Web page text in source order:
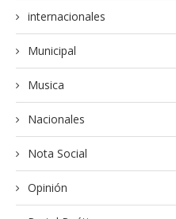
internacionales
Municipal
Musica
Nacionales
Nota Social
Opinión